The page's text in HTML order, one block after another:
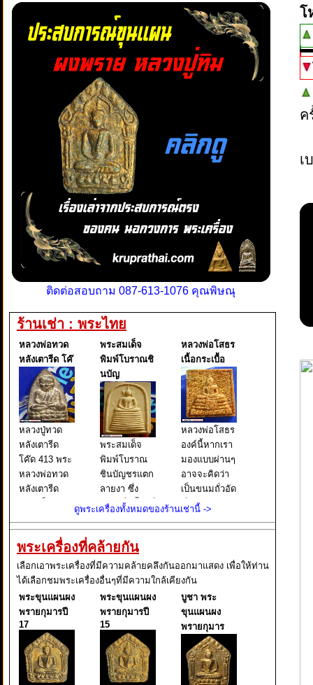
ติดต่อสอบถาม 087-613-1076 คุณพิษณุ
ร้านเช่า : พระไทย
หลวงพ่อทวด
หลังเตารีด โค๊
หลวงปู่ทวด
หลังเตารีด
โค๊ด 413 พระ
หลวงพ่อทวด
หลังเตารีด
ธรรมดา ปี
๒๕๐๕ นับเป็น
พระยอดนิยม
อีกรุ่นหนึ่งใน
ตระกูล พระ
หลวงพ่อทวด
พระสมเด็จ
พิมพ์โบราณชิ
นบัญ
พระสมเด็จ
พิมพ์โบราณ
ชินบัญชรแตก
ลายงา ซึ่ง
เขียนชื่อนี้ไว้ที่
พระ และยังมี
เขียนต่อไปอีก
ว่า ผงเก่าสม
เด็จพุฒาจารย์
โต พรหมรังสี
มหาเถราจาร
ย์ แห่งกร
หลวงพ่อโสธร
เนื้อกระเบื้อ
หลวงพ่อโสธร
องค์นี้หากเรา
มองแบบผ่านๆ
อาจจะคิดว่า
เป็นขนมถั่วอัด
ที่เราเคยกิน
แล้วนั่นคือ
โสธร พิมพ์
หลังคา
กระเบื้องโบสถ์
ซึ่งหากเราใช้ว
ดูพระเครื่องทั้งหมดของร้านเช่านี้ ->
พระเครื่องที่คล้ายกัน
เลือกเอาพระเครื่องที่มีความคล้ายคลึงกันออกมาแสดง เพื่อให้ท่าน
ได้เลือกชมพระเครื่องอื่นๆที่มีความใกล้เคียงกัน
พระขุนแผนผง
พรายกุมารปี
17
พระขุนแผนผง
พรายกุมารปี
15
บูชา พระ
ขุนแผนผง
พรายกุมาร
โ
เ